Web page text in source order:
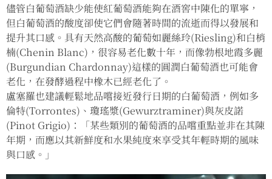
儘管白葡萄酒缺少能使紅葡萄酒能夠在酒窖中陳化的單寧，
但白葡萄酒的酸度卻使它們會隨著時間的流逝而得以發展和
提升其口感。具有天然高酸的葡萄如麗絲玲(Riesling)和白梢
楠(Chenin Blanc)，很容易老化數十年，而像勃根地霞多麗
(Burgundian Chardonnay)這樣的圓潤白葡萄酒也可能會
老化，在發酵過程中橡木已經老化了。
盧塞羅也建議輕鬆地品嚐接近發行日期的白葡萄酒，例如多
倫特(Torrontes)、瓊瑤漿(Gewurztraminer)與灰皮諾
(Pinot Grigio)：「某些類別的葡萄酒的品嚐重點並非在其陳
年期，而應以其新鮮度和水果純度來享受其年輕時期的風味
與口感。」